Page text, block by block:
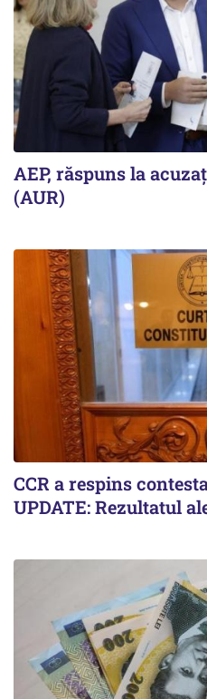
AEP, răspuns la
(AUR)
CCR a respins
UPDATE: Rezultatul